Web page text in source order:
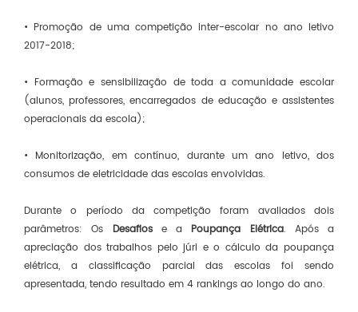
• Promoção de uma competição inter-escolar no ano letivo
2017-2018;
• Formação e sensibilização de toda a comunidade escolar
(alunos, professores, encarregados de educação e assistentes
operacionais da escola);
• Monitorização, em contínuo, durante um ano letivo, dos
consumos de eletricidade das escolas envolvidas.
Durante o período da competição foram avaliados dois
parâmetros: Os Desafiose a Poupança Elétrica. Após a
apreciação dos trabalhos pelo júri e o cálculo da poupança
elétrica, a classificação parcial das escolas foi sendo
apresentada, tendo resultado em 4 rankings ao longo do ano.